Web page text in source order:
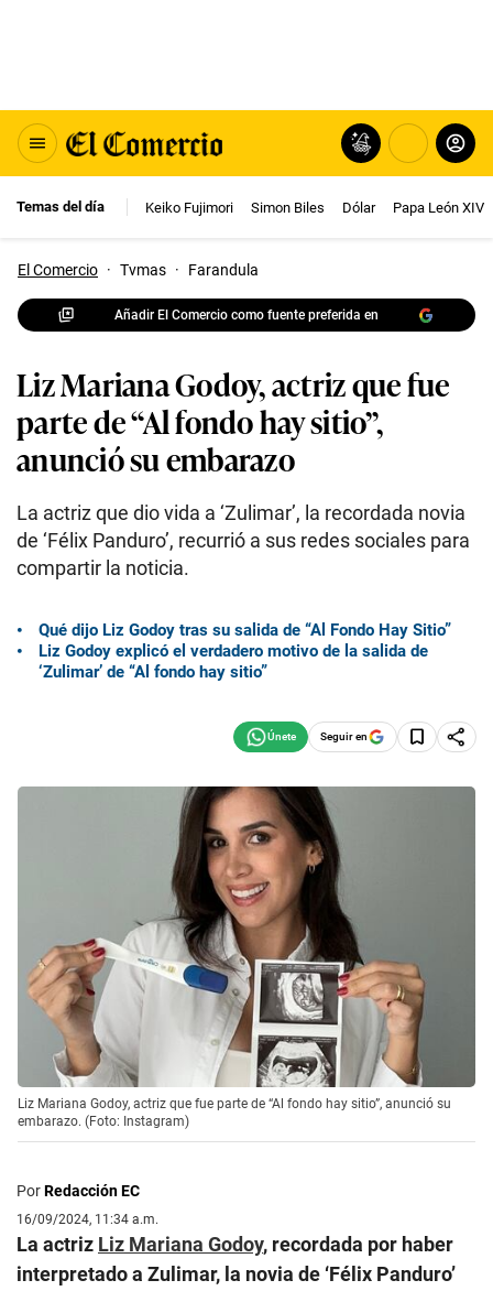
Temas del día Keiko Fujimori Simon Biles Dólar Papa León XIV
El Comercio · Tvmas · Farandula
Añadir El Comercio como fuente preferida en
Liz Mariana Godoy, actriz que fue
parte de “Al fondo hay sitio”,
anunció su embarazo
La actriz que dio vida a ‘Zulimar’, la recordada novia
de ‘Félix Panduro’, recurrió a sus redes sociales para
compartir la noticia.
Qué dijo Liz Godoy tras su salida de “Al Fondo Hay Sitio”
Liz Godoy explicó el verdadero motivo de la salida de
‘Zulimar’ de “Al fondo hay sitio”
Seguir en
Liz Mariana Godoy, actriz que fue parte de “Al fondo hay sitio”, anunció su
embarazo. (Foto: Instagram)
PorRedacción EC
16/09/2024, 11:34 a.m.
La actriz Liz Mariana Godoy, recordada por haber
interpretado a Zulimar, la novia de ‘Félix Panduro’